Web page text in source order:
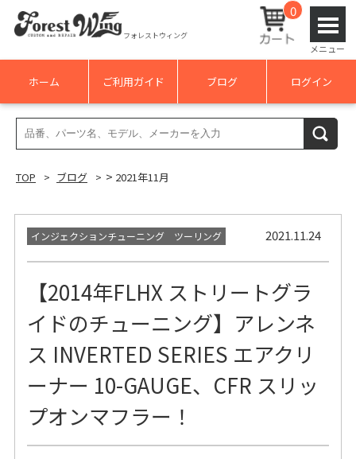
フォレストウィング
ホーム ご利用ガイド ブログ ログイン
0
メニュー
検
索
果:
検索
TOP ブログ > 2021年11月
2021.11.24
インジェクションチューニング ツーリング
【2014年FLHX ストリートグラ
イドのチューニング】アレンネ
ス INVERTED SERIES エアクリ
ーナー 10-GAUGE、CFR スリッ
プオンマフラー！